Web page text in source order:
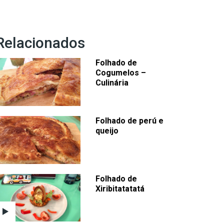
Folhado de
Cogumelos –
Culinária
Folhado de perú e
queijo
Folhado de
Xiribitatatatá